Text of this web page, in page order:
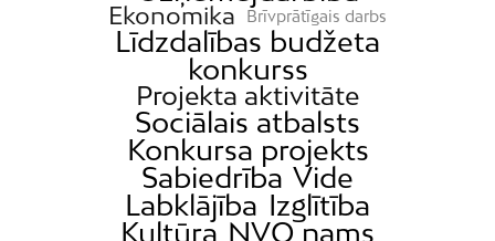
Ekonomika Brīvprātīgais darbs
Līdzdalības budžeta
konkurss
Projekta aktivitāte
Sociālais atbalsts
Konkursa projekts
Sabiedrība Vide
Labklājība Izglītība
Kultūra NVO nams